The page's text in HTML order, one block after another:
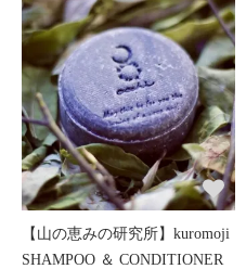
【山の恵みの研究所】kuromoji
SHAMPOO ＆ CONDITIONER